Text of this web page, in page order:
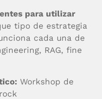
para utilizar
tipo de estrategia
cada una de
RAG, fine
Workshop de